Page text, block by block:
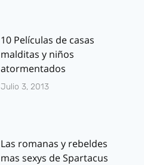
10 Películas de casas
malditas y niños
atormentados
Julio 3, 2013
Las romanas y rebeldes
mas sexys de Spartacus